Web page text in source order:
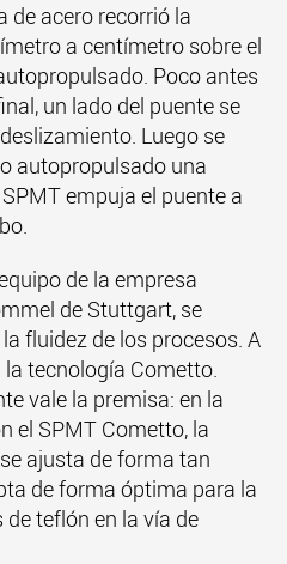
de acero recorrió la
a centímetro sobre el
Poco antes
un lado del puente se
Luego se
autopropulsado una
empuja el puente a
de la empresa
de Stuttgart, se
fluidez de los procesos. A
tecnología Cometto.
vale la premisa: en la
el SPMT Cometto, la
ajusta de forma tan
de forma óptima para la
teflón en la vía de